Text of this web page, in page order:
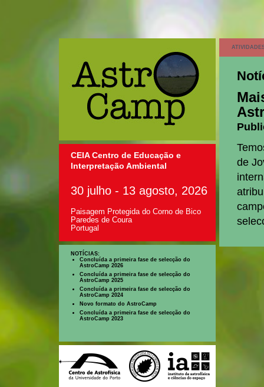
CEIA Centro de Educação e
Interpretação Ambiental
30 julho - 13 agosto, 2026
Paisagem Protegida do Corno de Bico
Paredes de Coura
Portugal
NOTÍCIAS:
Concluída a primeira fase de selecção do
AstroCamp 2026
Concluída a primeira fase de selecção do
AstroCamp 2025
Concluída a primeira fase de selecção do
AstroCamp 2024
Novo formato do AstroCamp
Concluída a primeira fase de selecção do
AstroCamp 2023
de